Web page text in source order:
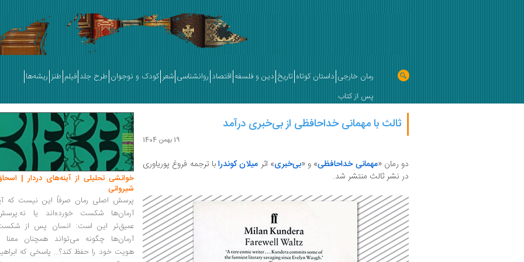
رمان خارجی داستان کوتاه تاریخ دین و فلسفه اقتصاد روانشناسی شعر کودک و نوجوان طرح جلد فیلم طنز ریشه‌ها
پس از کتاب
ثالث با مهمانی خداحافظی از بی‌خبری درآمد
19 بهمن 1404
دو رمان «مهمانی خداحافظی» و «بی‌خبری» اثر میلان کوندرابا ترجمه فروغ پوریاوری
در نشر ثالث منتشر شد.
خوانشی تحلیلی از آینه‌های دردار |
شیروانی
پرسش اصلی رمان صرفاً این نیست که
آرمان‌ها شکست خورده‌اند یا
عمیق‌تر این است: انسان پس از
آرمان‌ها چگونه می‌تواند همچنان معنا
هویت خود را حفظ کند؟... پاسخی که